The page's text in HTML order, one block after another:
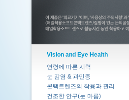
Vision and Eye Health
연령에 따른 시력
눈 감염 & 과민증
콘택트렌즈의 착용과 관리
건조한 안구(눈 마름)